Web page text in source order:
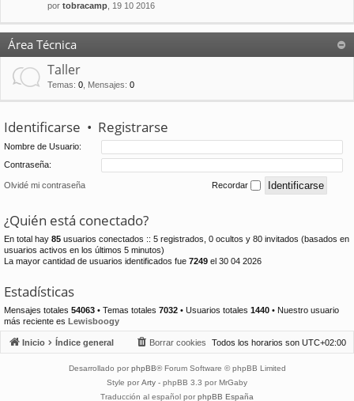
por tobracamp , 19 10 2016
Área Técnica
Taller
Temas: 0 Mensajes: 0
Identificarse • Registrarse
Nombre de Usuario:
Contraseña:
Olvidé mi contraseña Recordar
¿Quién está conectado?
En total hay 85 usuarios conectados :: 5 registrados, 0 ocultos y 80 invitados (basados en
usuarios activos en los últimos 5 minutos)
La mayor cantidad de usuarios identificados fue 7249 el 30 04 2026
Estadísticas
Mensajes totales 54063 • Temas totales 7032 • Usuarios totales 1440 • Nuestro usuario
más reciente es Lewisboogy
Inicio Índice general Todos los horarios son UTC+02:00
Borrar cookies
Desarrollado por phpBB® Forum Software © phpBB Limited
Style por Arty - phpBB 3.3 por MrGaby
Traducción al español por phpBB España